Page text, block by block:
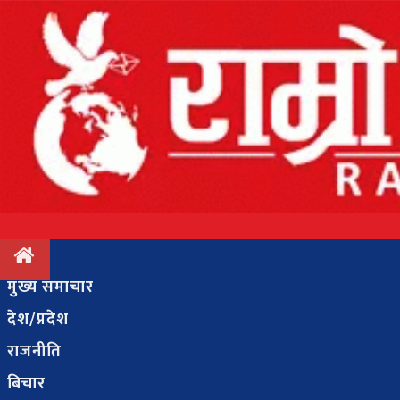
मुख्य
समाचार
राजनीति
बिचार
अन्तर्वार्ता
मुख्य समाचार
देश/प्रदेश
राजनीति
बिचार